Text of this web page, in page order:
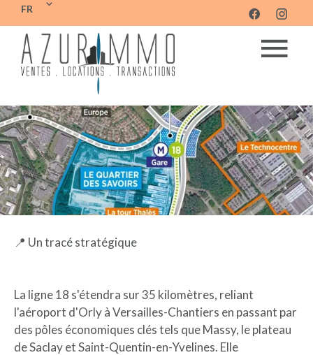
FR
📍 Un tracé stratégique
La ligne 18 s'étendra sur 35 kilomètres, reliant
l'aéroport d'Orly à Versailles-Chantiers en passant par
des pôles économiques clés tels que Massy, le plateau
de Saclay et Saint-Quentin-en-Yvelines. Elle